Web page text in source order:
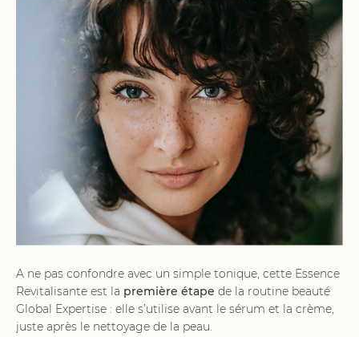
A ne pas confondre avec un simple tonique, cette Essence
Revitalisante est la première étape de la routine beauté
Global Expertise : elle s’utilise avant le sérum et la crème,
juste après le nettoyage de la peau.